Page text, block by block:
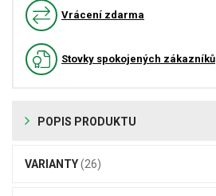
Vrácení zdarma
Stovky spokojených zákazníků
POPIS PRODUKTU
VARIANTY(26)